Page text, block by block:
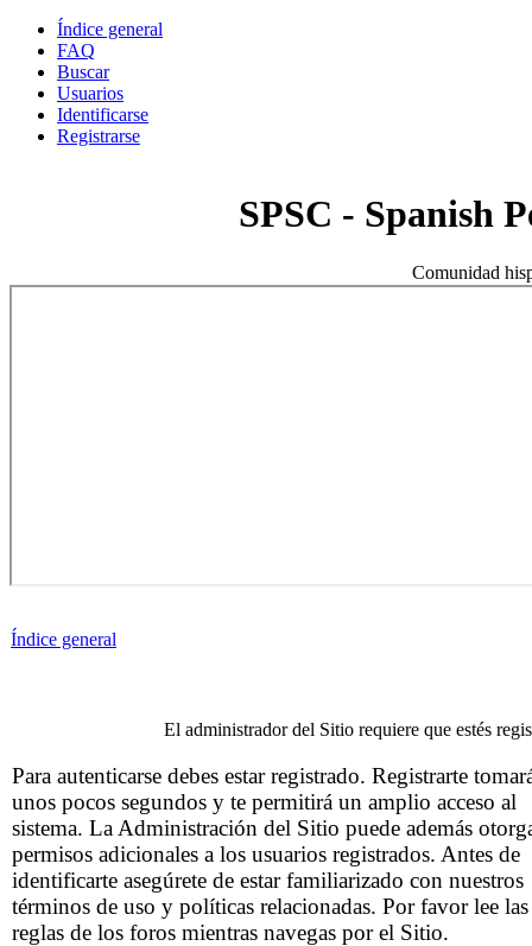
Índice general
FAQ
Buscar
Usuarios
Identificarse
Registrarse
SPSC - Spanish
Comunidad
Índice general
El administrador del Sitio requiere que estés
Para autenticarse debes estar registrado. Registrarte
unos pocos segundos y te permitirá un amplio acceso al
sistema. La Administración del Sitio puede además
permisos adicionales a los usuarios registrados. Antes de
identificarte asegúrete de estar familiarizado con nuestros
términos de uso y políticas relacionadas. Por favor lee las
reglas de los foros mientras navegas por el Sitio.